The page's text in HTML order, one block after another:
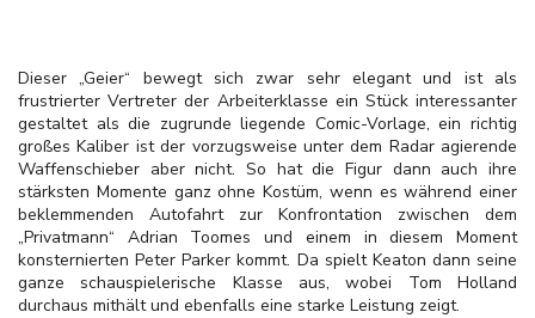
Dieser „Geier“ bewegt sich zwar sehr elegant und ist als
frustrierter Vertreter der Arbeiterklasse ein Stück interessanter
gestaltet als die zugrunde liegende Comic-Vorlage, ein richtig
großes Kaliber ist der vorzugsweise unter dem Radar agierende
Waffenschieber aber nicht. So hat die Figur dann auch ihre
stärksten Momente ganz ohne Kostüm, wenn es während einer
beklemmenden Autofahrt zur Konfrontation zwischen dem
„Privatmann“ Adrian Toomes und einem in diesem Moment
konsternierten Peter Parker kommt. Da spielt Keaton dann seine
ganze schauspielerische Klasse aus, wobei Tom Holland
durchaus mithält und ebenfalls eine starke Leistung zeigt.